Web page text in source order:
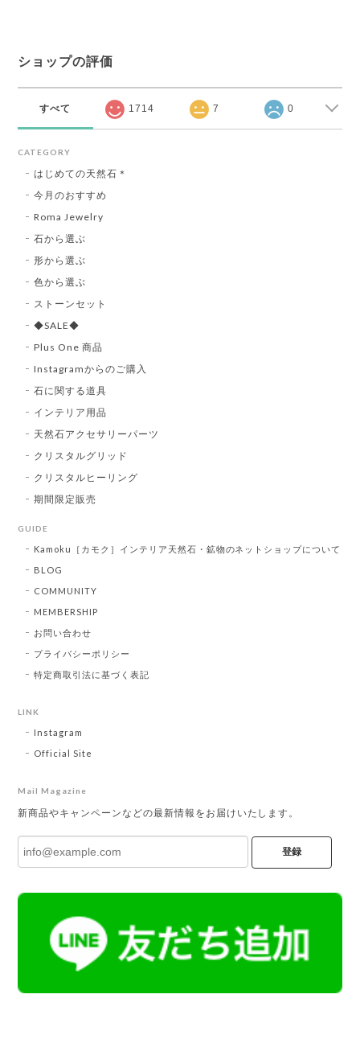
ショップの評価
すべて 1714 7 0
CATEGORY
はじめての天然石＊
今月のおすすめ
Roma Jewelry
石から選ぶ
形から選ぶ
色から選ぶ
ストーンセット
◆SALE◆
Plus One 商品
Instagramからのご購入
石に関する道具
インテリア用品
天然石アクセサリーパーツ
クリスタルグリッド
クリスタルヒーリング
期間限定販売
GUIDE
Kamoku［カモク］インテリア天然石・鉱物のネットショップについて
BLOG
COMMUNITY
MEMBERSHIP
お問い合わせ
プライバシーポリシー
特定商取引法に基づく表記
LINK
Instagram
Official Site
Mail Magazine
新商品やキャンペーンなどの最新情報をお届けいたします。
登録